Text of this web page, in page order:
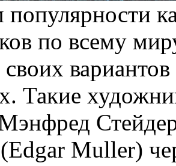
по всему
своих
Такие
Muller)